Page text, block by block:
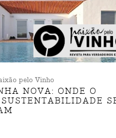
pelo Vinho
NOVA: ONDE O